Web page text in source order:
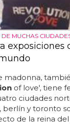
MUCHAS
exposiciones
madonna,
of love', tiene
ciudades
berlín y toronto
de la reina